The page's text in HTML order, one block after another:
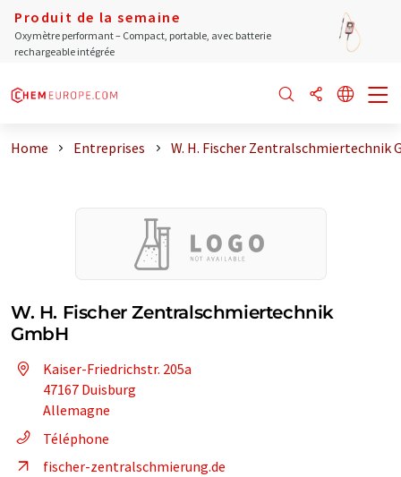
Produit de la semaine
Oxymètre performant – Compact, portable, avec batterie
rechargeable intégrée
Home Entreprises W. H. Fischer Zentralschmiertechnik
W. H. Fischer Zentralschmiertechnik
GmbH
Kaiser-Friedrichstr. 205a
47167 Duisburg
Allemagne
Téléphone
fischer-zentralschmierung.de